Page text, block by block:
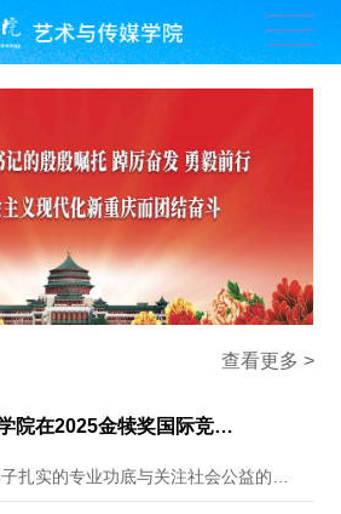
查看更多 >
艺术与传媒学院在2025金犊奖国际竞赛「...
展现了学院学子扎实的专业功底与关注社会公益的责任担当，是全球华文青年创意大赛，作为全球华人地区历史悠久、覆盖面广的华文青年创意活动。